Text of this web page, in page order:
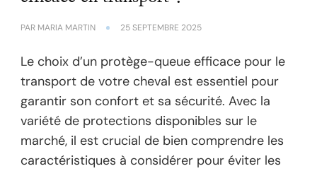
PAR MARIA MARTIN 25 SEPTEMBRE 2025
Le choix d’un protège-queue efficace pour le
transport de votre cheval est essentiel pour
garantir son confort et sa sécurité. Avec la
variété de protections disponibles sur le
marché, il est crucial de bien comprendre les
caractéristiques à considérer pour éviter les